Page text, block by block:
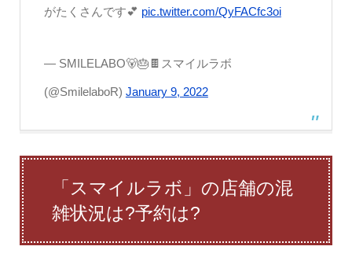
がたくさんです💕 pic.twitter.com/QyFACfc3oi
— SMILELABO🐻🎂🍫スマイルラボ
(@SmilelaboR) January 9, 2022
「スマイルラボ」の店舗の混
雑状況は?予約は?